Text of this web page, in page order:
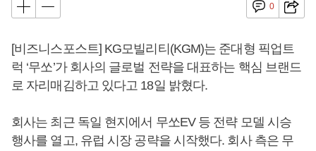
0
[비즈니스포스트] KG모빌리티(KGM)는 준대형 픽업트
럭 ‘무쏘’가 회사의 글로벌 전략을 대표하는 핵심 브랜드
로 자리매김하고 있다고 18일 밝혔다.
회사는 최근 독일 현지에서 무쏘EV 등 전략 모델 시승
행사를 열고, 유럽 시장 공략을 시작했다. 회사 측은 무